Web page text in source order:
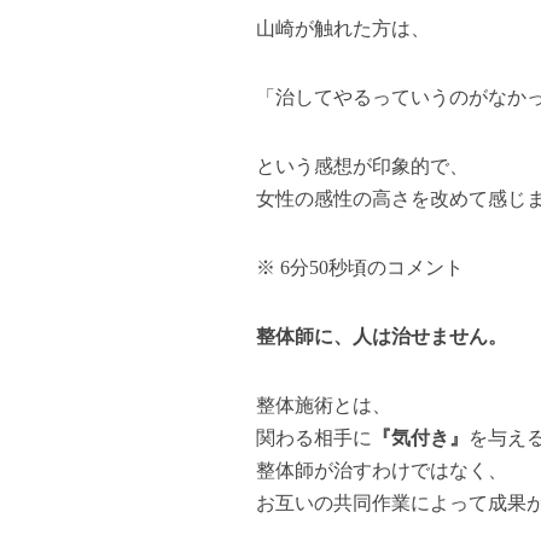
山崎が触れた方は、
「治してやるっていうのがなか
という感想が印象的で、
女性の感性の高さを改めて感じ
※ 6分50秒頃のコメント
整体師に、人は治せません。
整体施術とは、
関わる相手に
『気付き』
を与え
整体師が治すわけではなく、
お互いの共同作業によって成果